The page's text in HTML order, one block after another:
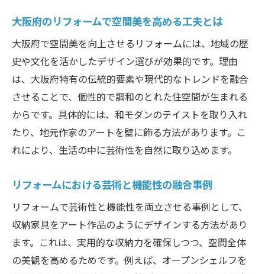
芸術的リフォームが叶える大阪府らしい住
リフォームで地域性を活かした芸術的な提
案
大阪府の魅力を再発見するリフォーム活用
術
大阪府の芸術的リフォームを成功させるポイン
ト
さ
大阪府で安心してリフォームを進める方法
芸術性と実用性を両立するリフォームの工
夫
リフォームで理想を叶えるための準備ポイ
大阪府のリフォームで空間美を高める工夫とは
大阪府で空間美を向上させるリフォームには、地域の歴
史や文化を活かしたデザイン選びが効果的です。理由
は、大阪府特有の伝統的要素や現代的なトレンドを融合
させることで、個性的で調和のとれた住空間が生まれる
からです。具体的には、和モダンのテイストを取り入れ
たり、地元作家のアートを壁に飾る方法があります。こ
れにより、生活の中に芸術性を自然に取り込めます。
リフォームにおける芸術と機能性の融合事例
リフォームで芸術性と機能性を両立させる事例として、
収納家具をアート作品のようにデザインする方法があり
ます。これは、実用的な収納力を確保しつつ、空間全体
の美観を高めるためです。例えば、オープンシェルフを